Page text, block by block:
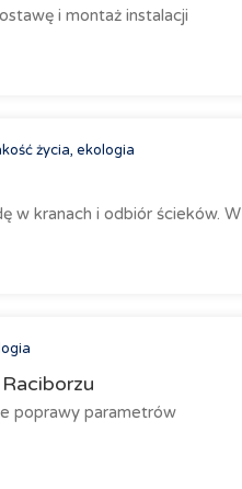
i montaż instalacji
życia, ekologia
w kranach i odbiór ścieków. W
poprawy parametrów